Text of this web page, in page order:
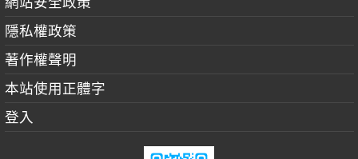
隱私權政策
著作權聲明
本站使用正體字
登入